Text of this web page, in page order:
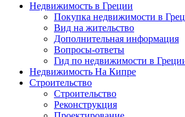
Недвижимость в Греции
Покупка недвижимости в
Вид на жительство
Дополнительная информация
Вопросы-ответы
Гид по недвижимости в
Недвижимость На Кипре
Строительство
Строительство
Реконструкция